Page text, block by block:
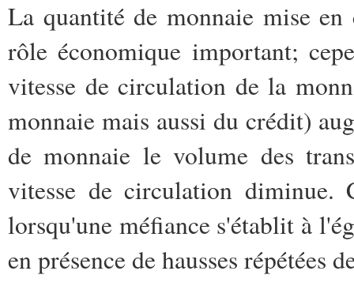
La quantité de monnaie mise
rôle économique important;
vitesse de circulation de la
monnaie mais aussi du crédit)
de monnaie le volume des
vitesse de circulation
lorsqu'une méfiance s'établit à
en présence de hausses répétées